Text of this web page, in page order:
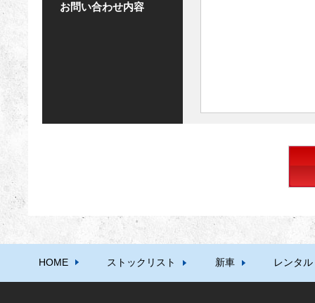
お問い合わせ内容
HOME ストックリスト 新車 レンタル